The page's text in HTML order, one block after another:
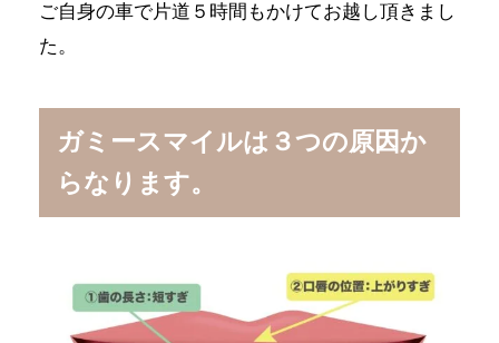
ご自身の車で片道５時間もかけてお越し頂きまし
た。
ガミースマイルは３つの原因か
らなります。